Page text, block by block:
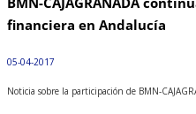
financiera en Andalucía
05-04-2017
Noticia sobre la participación de BMN-